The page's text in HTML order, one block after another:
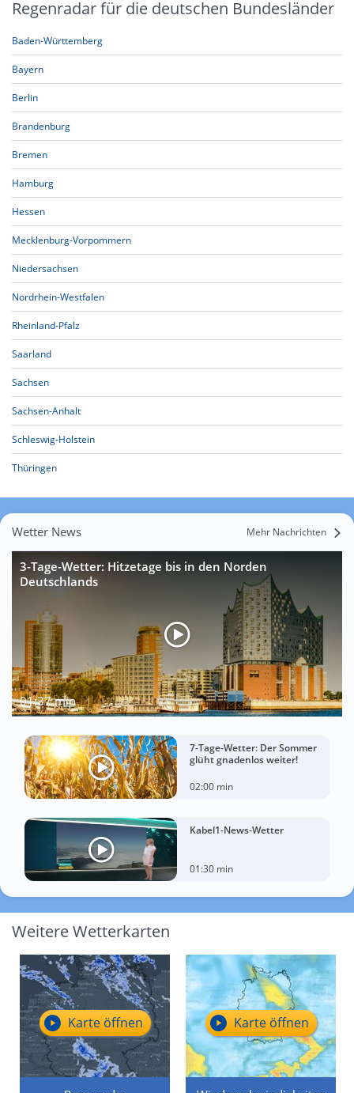
Regenradar für die deutschen Bundesländer
Baden-Württemberg
Bayern
Berlin
Brandenburg
Bremen
Hamburg
Hessen
Mecklenburg-Vorpommern
Niedersachsen
Nordrhein-Westfalen
Rheinland-Pfalz
Saarland
Sachsen
Sachsen-Anhalt
Schleswig-Holstein
Thüringen
Wetter News Mehr Nachrichten
3-Tage-Wetter: Hitzetage bis in den Norden
Deutschlands
01:37 min
7-Tage-Wetter: Der Sommer
glüht gnadenlos weiter!
02:00 min
Kabel1-News-Wetter
01:30 min
Weitere Wetterkarten
Karte öffnen Karte öffnen